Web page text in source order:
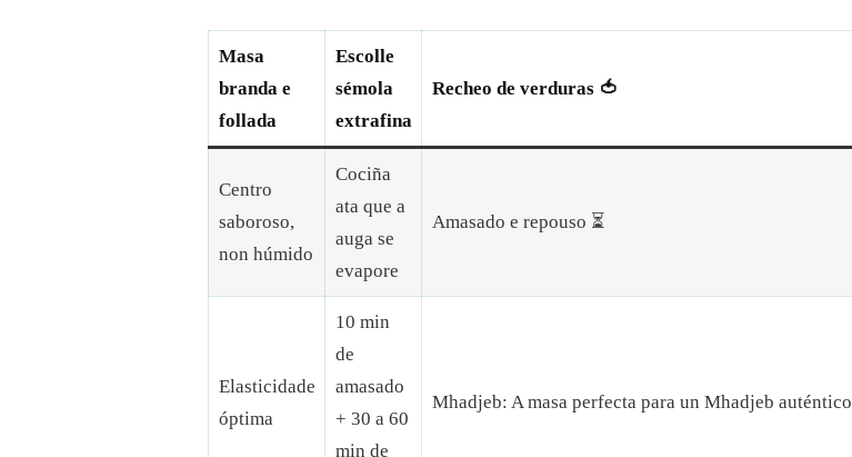
Masa
branda e
follada
Escolle
sémola
extrafina
Recheo de verduras 🍅
Centro
saboroso,
non húmido
Cociña
ata que a
auga se
evapore
Amasado e repouso ⏳
Elasticidade
óptima
10 min
de
amasado
+ 30 a 60
min de
Mhadjeb: A masa perfecta para un Mhadjeb auténtico